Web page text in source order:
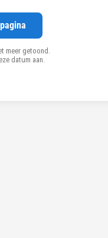
meer getoond.
datum aan.